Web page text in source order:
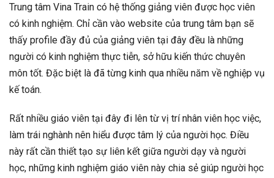
Trung tâm Vina Train có hệ thống giảng viên được học viên
có kinh nghiệm. Chỉ cần vào website của trung tâm bạn sẽ
thấy profile đầy đủ của giảng viên tại đây đều là những
người có kinh nghiệm thực tiễn, sở hữu kiến thức chuyên
môn tốt. Đặc biệt là đã từng kinh qua nhiều năm về nghiệp vụ
kế toán.
Rất nhiều giáo viên tại đây đi lên từ vị trí nhân viên học việc,
làm trái nghành nên hiểu được tâm lý của người học. Điều
này rất cần thiết tạo sự liên kết giữa người dạy và người
học, những kinh nghiệm giáo viên này chia sẻ giúp người học